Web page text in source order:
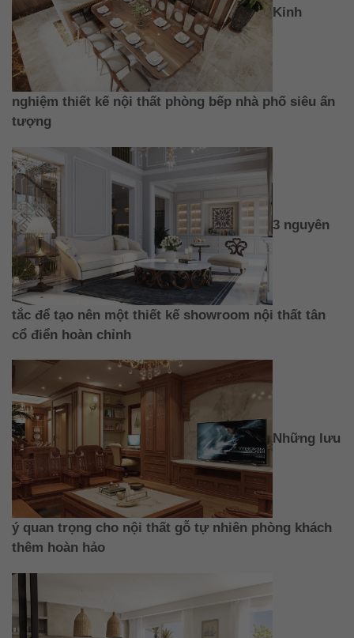
Kinh
nghiệm thiết kế nội thất phòng bếp nhà phố siêu ấn
tượng
3 nguyên
tắc để tạo nên một thiết kế showroom nội thất tân
cổ điển hoàn chỉnh
Những lưu
ý quan trọng cho nội thất gỗ tự nhiên phòng khách
thêm hoàn hảo